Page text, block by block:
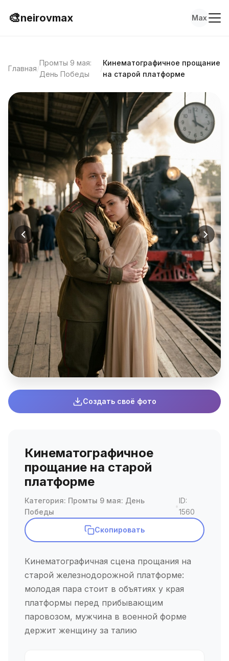
🎨neirovmax Max
Главная/
Промты 9 мая:
День Победы
/
Кинематографичное прощание
на старой платформе
Кинематографичное
прощание на старой
платформе
Категория: Промты 9 мая: День
Победы
ID:
1560
Скопировать
Кинематографичная сцена прощания на
старой железнодорожной платформе:
молодая пара стоит в объятиях у края
платформы перед прибывающим
паровозом, мужчина в военной форме
держит женщину за талию
Создать своё фото